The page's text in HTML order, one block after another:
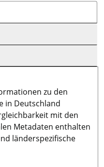
zu den
in Deutschland
mit den
Metadaten enthalten
länderspezifische